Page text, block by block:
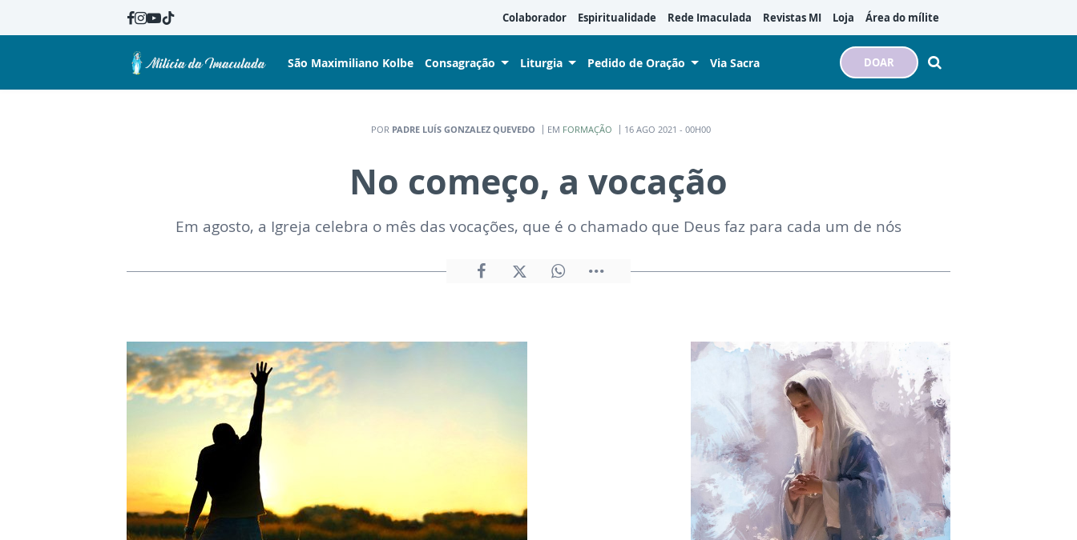
Colaborador Espiritualidade Rede Imaculada Revistas MI Loja Área do mílite
São Maximiliano Kolbe Consagração Liturgia Pedido de Oração Via Sacra DOAR
POR PADRE LUÍS GONZALEZ QUEVEDO EM FORMAÇÃO 16 AGO 2021 - 00H00
No começo, a vocação
Em agosto, a Igreja celebra o mês das vocações, que é o chamado que Deus faz para cada um de nós